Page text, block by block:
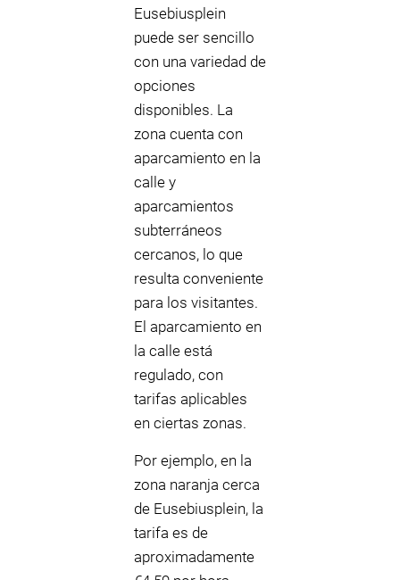
Eusebiusplein
puede ser sencillo
con una variedad de
opciones
disponibles. La
zona cuenta con
aparcamiento en la
calle y
aparcamientos
subterráneos
cercanos, lo que
resulta conveniente
para los visitantes.
El aparcamiento en
la calle está
regulado, con
tarifas aplicables
en ciertas zonas.
Por ejemplo, en la
zona naranja cerca
de Eusebiusplein, la
tarifa es de
aproximadamente